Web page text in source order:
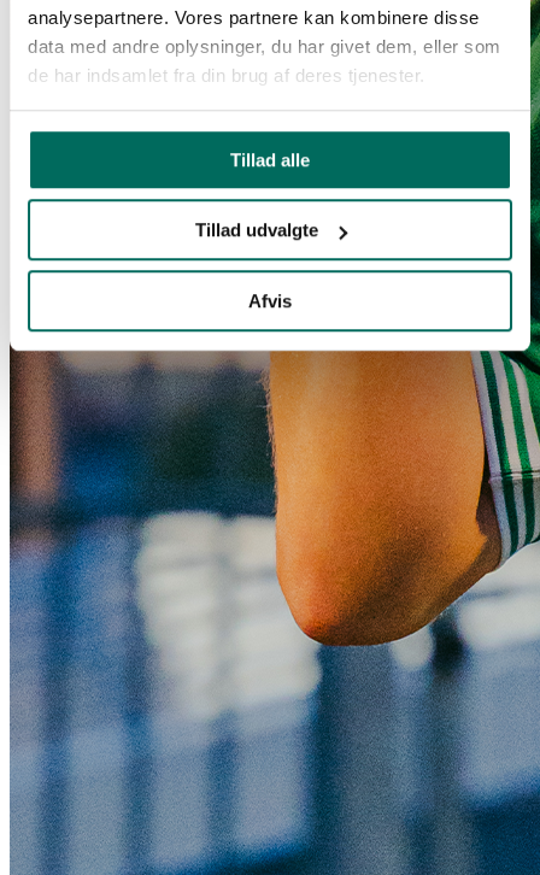
analysepartnere. Vores partnere kan kombinere disse
data med andre oplysninger, du har givet dem, eller som
de har indsamlet fra din brug af deres tjenester.
Tillad alle
Tillad udvalgte
Afvis